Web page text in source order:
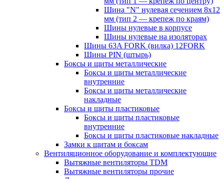
Шина "N" нулевая сечением 8х12
мм (тип 2 — крепеж по краям)
Шины нулевые в корпусе
Шины нулевые на изоляторах
Шины 63A FORK (вилка) 12FORK
Шины PIN (штырь)
Боксы и щиты металлические
Боксы и щиты металлические
внутренние
Боксы и щиты металлические
накладные
Боксы и щиты пластиковые
Боксы и щиты пластиковые
внутренние
Боксы и щиты пластиковые накладные
Замки к щитам и боксам
Вентиляционное оборудование и комплектующие
Вытяжные вентиляторы TDM
Вытяжные вентиляторы прочие